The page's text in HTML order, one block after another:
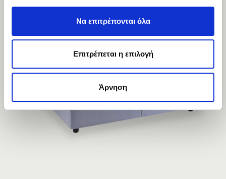
Να επιτρέπονται όλα
Επιτρέπεται η επιλογή
Άρνηση